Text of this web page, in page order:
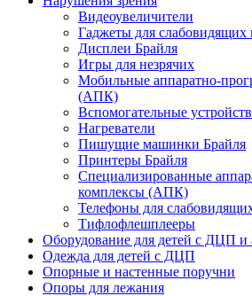
Видеоувеличители
Гаджеты для слабовидящих
Дисплеи Брайля
Игры для незрячих
Мобильные аппаратно-
(АПК)
Вспомогательные
Нагреватели
Пишущие машинки Брайля
Принтеры Брайля
Специализированные
комплексы (АПК)
Телефоны для
Тифлофлешплееры
Оборудование для детей с ДЦП и
Одежда для детей с ДЦП
Опорные и настенные поручни
Опоры для лежания